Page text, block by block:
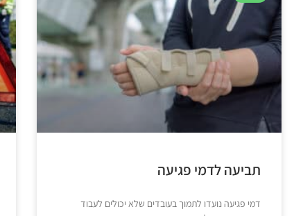
תביעה לדמי פגיעה
דמי פגיעה נועדו לתמוך בעובדים שלא יכולים לעבוד